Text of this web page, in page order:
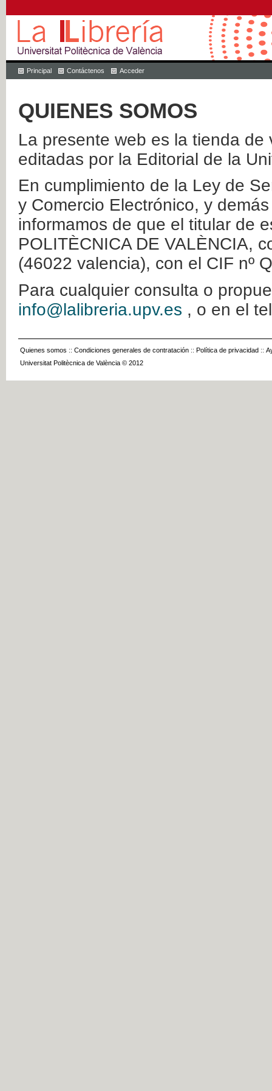
Principal Contáctenos Acceder
QUIENES SOMOS
La presente web es la tienda
editadas por la Editorial de la
En cumplimiento de la Ley de
y Comercio Electrónico, y
informamos de que el titular de
POLITÈCNICA DE VALÈNCIA,
(46022 valencia), con el CIF nº
Para cualquier consulta o
info@lalibreria.upv.es , o en el
Quienes somos :: Condiciones generales de contratación :: Política de privacidad ::
Universitat Politècnica de València © 2012